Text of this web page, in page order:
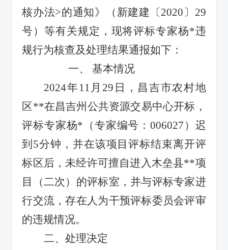
核办法>的通知》（新建建〔2020〕29
号）等有关规定，现将评标专家杨*违
规行为核查及处理结果通报如下：
一、基本情况
2024年11月29日，昌吉市农村地
区**在昌吉州公共资源交易中心开标，
评标专家杨*（专家编号：006027）迟
到5分钟，并在该项目评标结束离开评
标区后，未经许可擅自进入木垒县**项
目（二次）的评标室，并与评标专家进
行交流，存在人为干预评标委员会评审
的违规情况。
二、处理决定